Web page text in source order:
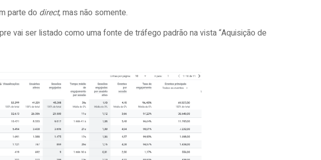
parte do direct, mas não somente.
vai ser listado como uma fonte de tráfego padrão na vista “Aquisição de